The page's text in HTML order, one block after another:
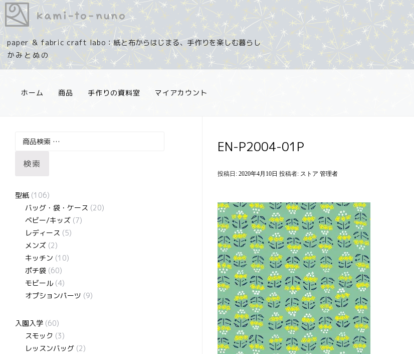
コ
ン
テ
ン
ツ
paper ＆ fabric craft labo：紙と布からはじまる、手作りを楽しむ暮らし
ホーム 商品 手作りの資料室 マイアカウント
EN-P2004-01P
投稿日:2020年4月10日 投稿者: ストア 管理者
検索
型紙 (106)
バッグ・袋・ケース (20)
ベビー/キッズ (7)
レディース (5)
メンズ (2)
キッチン (10)
ポチ袋 (60)
モビール (4)
オプションパーツ (9)
入園入学 (60)
スモック (3)
レッスンバッグ (2)